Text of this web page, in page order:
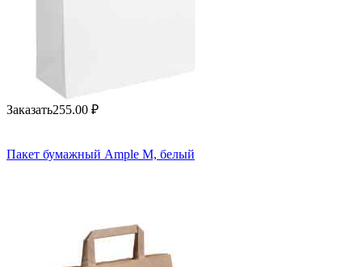
Заказать255.00 ₽
Пакет бумажный Ample M, белый